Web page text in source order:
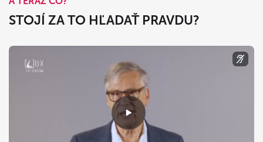
STOJÍ ZA TO HĽADAŤ PRAVDU?